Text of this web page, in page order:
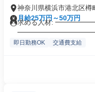
神奈川県横浜市港北区樽
月給25万円～50万円
求める人材:
即日勤務OK 交通費支給